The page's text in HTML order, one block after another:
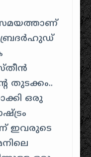
സമയത്താണ്
ബ്രദർഹുഡ്
തുടക്കം..
ഒരു
ഇവരുടെ